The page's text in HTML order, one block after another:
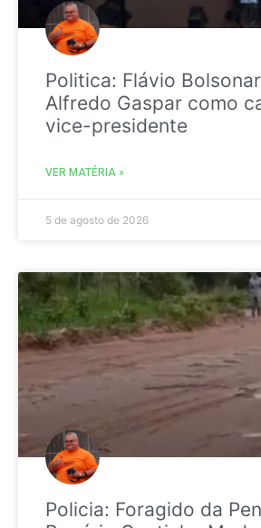
Politica: Flávio
Alfredo Gaspar como
vice-presidente
VER MATÉRIA »
5 de agosto de 2026
Policia: Foragido da